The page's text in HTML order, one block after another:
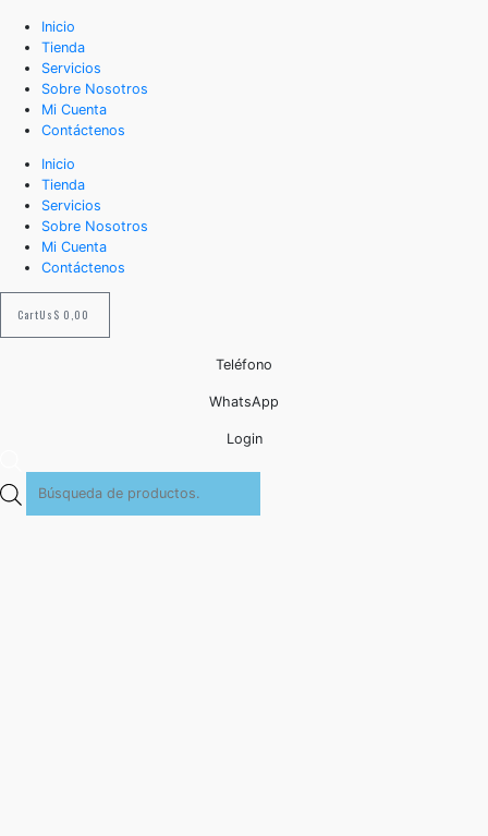
Inicio
Tienda
Servicios
Sobre Nosotros
Mi Cuenta
Contáctenos
Inicio
Tienda
Servicios
Sobre Nosotros
Mi Cuenta
Contáctenos
Us$ 0,00
Cart
Teléfono
WhatsApp
Login
de